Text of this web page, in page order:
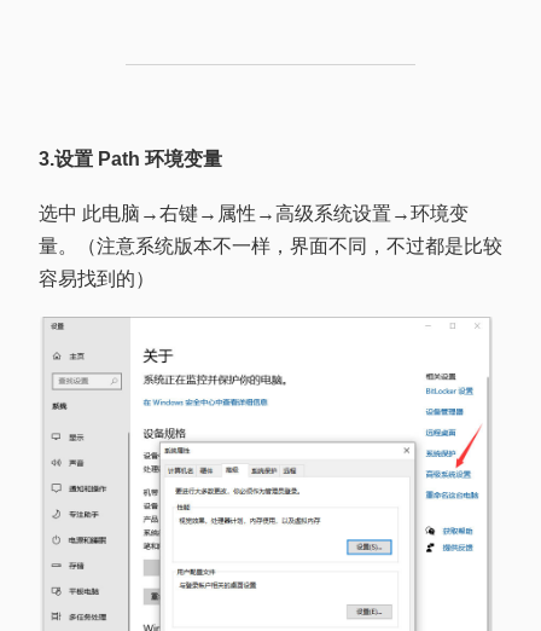
3.设置 Path 环境变量
选中 此电脑 →右键→属性→高级系统设置→环境变
量。（注意系统版本不一样，界面不同，不过都是比较
容易找到的）